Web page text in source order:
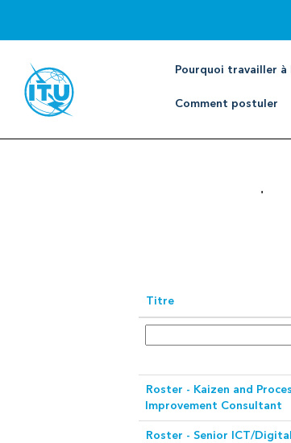
Pourquoi travailler à
Comment postuler
Afficher plus d’options
Sélectionnez la
Titre
Roster - Kaizen and
Improvement Consultant
Roster - Senior ICT/